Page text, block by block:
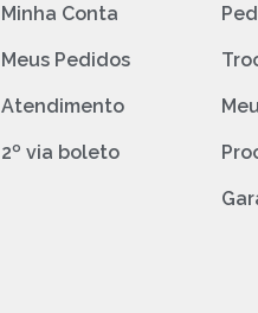
Minha Conta
Meus Pedidos
Atendimento
2º via boleto